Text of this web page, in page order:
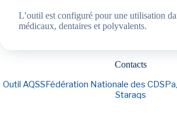
L’outil est configuré pour une utilisation
médicaux, dentaires et polyvalents.
Contacts
Outil AQSS Fédération Nationale des CDS
Staraqs